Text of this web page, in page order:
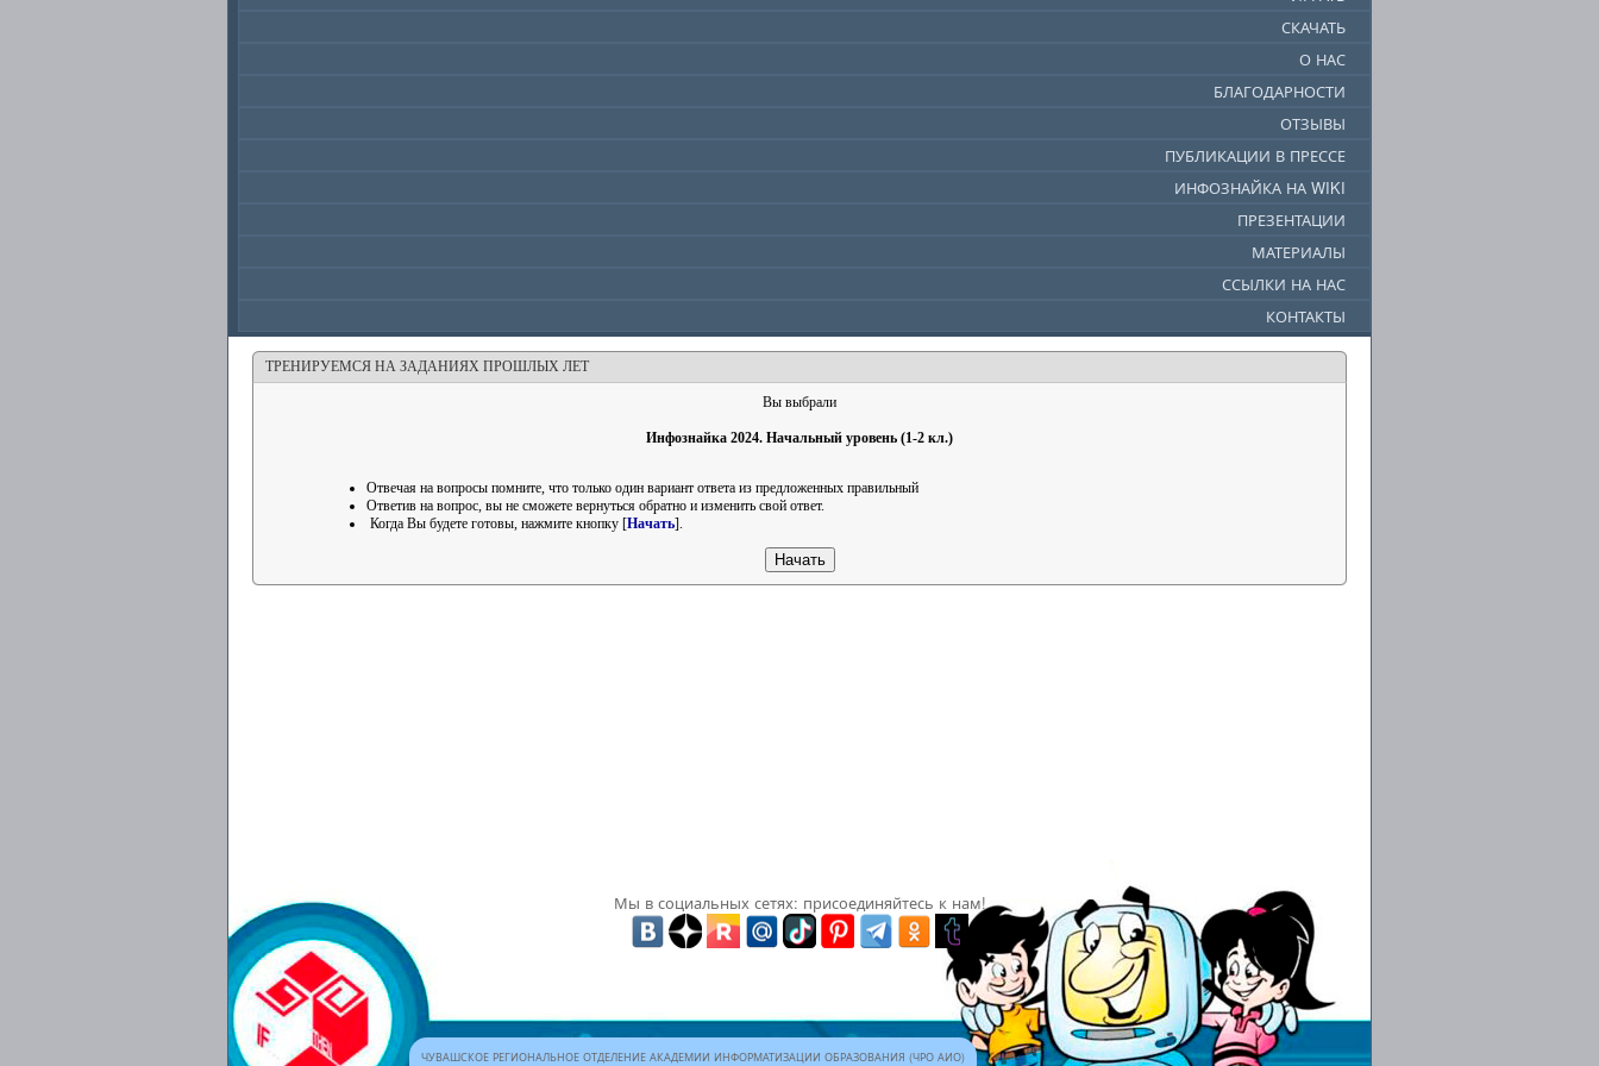
СКАЧАТЬ
О НАС
БЛАГОДАРНОСТИ
ОТЗЫВЫ
ПУБЛИКАЦИИ В ПРЕССЕ
ИНФОЗНАЙКА НА WIKI
ПРЕЗЕНТАЦИИ
МАТЕРИАЛЫ
ССЫЛКИ НА НАС
КОНТАКТЫ
ТРЕНИРУЕМСЯ НА ЗАДАНИЯХ ПРОШЛЫХ ЛЕТ
Вы выбрали
Инфознайка 2024. Начальный уровень (1-2 кл.)
Отвечая на вопросы помните, что только один вариант ответа из предложенных правильный
Ответив на вопрос, вы не сможете вернуться обратно и изменить свой ответ.
Когда Вы будете готовы, нажмите кнопку [Начать].
Мы в социальных сетях: присоединяйтесь к нам!
ЧУВАШСКОЕ РЕГИОНАЛЬНОЕ ОТДЕЛЕНИЕ АКАДЕМИИ ИНФОРМАТИЗАЦИИ ОБРАЗОВАНИЯ (ЧРО АИО)